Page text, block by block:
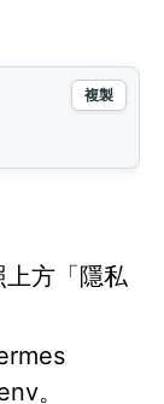
複製
方「隱私
。